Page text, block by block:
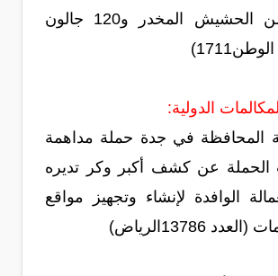
كيلوجراماً من الحشيش المخدر و120 جالون
في جدة حملة مداهمة
عن كشف أكبر وكر تديره
الوافدة لإنشاء وتجهيز مواقع
13786الرياض)